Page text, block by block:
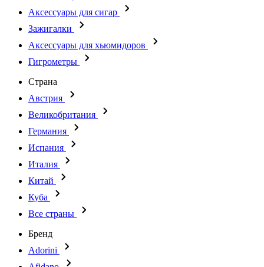
Аксессуары для сигар
Зажигалки
Аксессуары для хьюмидоров
Гигрометры
Страна
Австрия
Великобритания
Германия
Испания
Италия
Китай
Куба
Все страны
Бренд
Adorini